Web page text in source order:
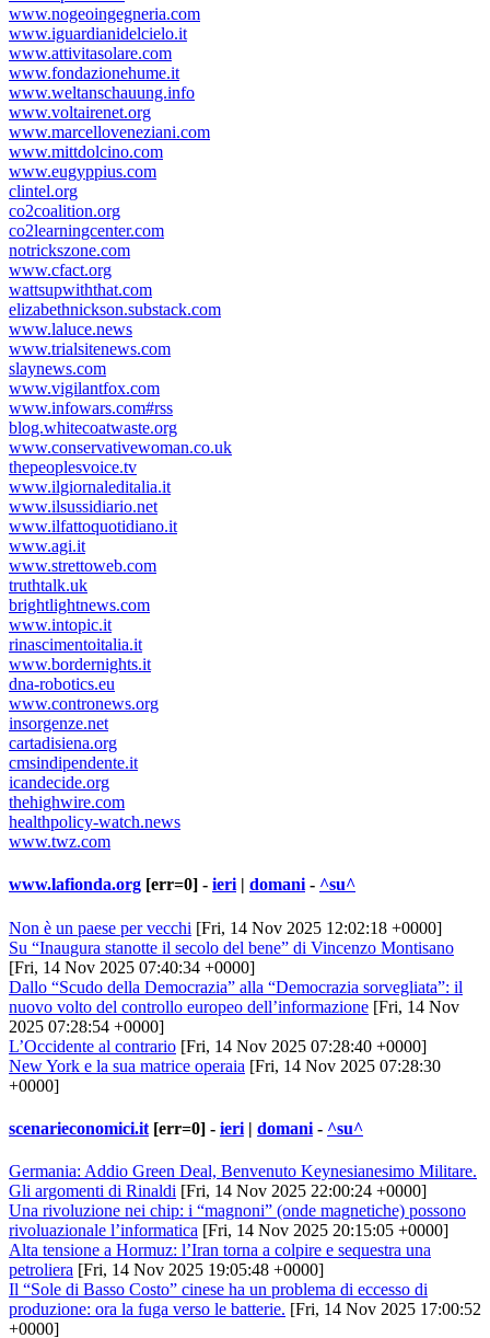
www.nogeoingegneria.com
www.iguardianidelcielo.it
www.attivitasolare.com
www.fondazionehume.it
www.weltanschauung.info
www.voltairenet.org
www.marcelloveneziani.com
www.mittdolcino.com
www.eugyppius.com
clintel.org
co2coalition.org
co2learningcenter.com
notrickszone.com
www.cfact.org
wattsupwiththat.com
elizabethnickson.substack.com
www.laluce.news
www.trialsitenews.com
slaynews.com
www.vigilantfox.com
www.infowars.com#rss
blog.whitecoatwaste.org
www.conservativewoman.co.uk
thepeoplesvoice.tv
www.ilgiornaleditalia.it
www.ilsussidiario.net
www.ilfattoquotidiano.it
www.agi.it
www.strettoweb.com
truthtalk.uk
brightlightnews.com
www.intopic.it
rinascimentoitalia.it
www.bordernights.it
dna-robotics.eu
www.contronews.org
insorgenze.net
cartadisiena.org
cmsindipendente.it
icandecide.org
thehighwire.com
healthpolicy-watch.news
www.twz.com
www.lafionda.org [err=0] - ieri | domani - ^su^
Non è un paese per vecchi [Fri, 14 Nov 2025 12:02:18 +0000]
Su “Inaugura stanotte il secolo del bene” di Vincenzo Montisano
[Fri, 14 Nov 2025 07:40:34 +0000]
Dallo “Scudo della Democrazia” alla “Democrazia sorvegliata”: il
nuovo volto del controllo europeo dell’informazione [Fri, 14 Nov
2025 07:28:54 +0000]
L’Occidente al contrario [Fri, 14 Nov 2025 07:28:40 +0000]
New York e la sua matrice operaia [Fri, 14 Nov 2025 07:28:30
+0000]
scenarieconomici.it [err=0] - ieri | domani - ^su^
Germania: Addio Green Deal, Benvenuto Keynesianesimo Militare.
Gli argomenti di Rinaldi [Fri, 14 Nov 2025 22:00:24 +0000]
Una rivoluzione nei chip: i “magnoni” (onde magnetiche) possono
rivoluazionale l’informatica [Fri, 14 Nov 2025 20:15:05 +0000]
Alta tensione a Hormuz: l’Iran torna a colpire e sequestra una
petroliera [Fri, 14 Nov 2025 19:05:48 +0000]
Il “Sole di Basso Costo” cinese ha un problema di eccesso di
produzione: ora la fuga verso le batterie. [Fri, 14 Nov 2025 17:00:52
+0000]